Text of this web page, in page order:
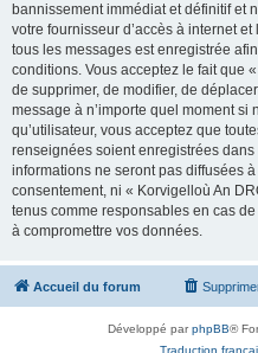
bannissement immédiat et définitif et
votre fournisseur d’accès à internet
tous les messages est enregistrée
conditions. Vous acceptez le fait que
de supprimer, de modifier, de
message à n’importe quel moment
qu’utilisateur, vous acceptez que
renseignées soient enregistrées
informations ne seront pas diffusées
consentement, ni « Korvigelloù An
tenus comme responsables en cas
à compromettre vos données.
Accueil du forum
Développé parphpBB®
Traduction